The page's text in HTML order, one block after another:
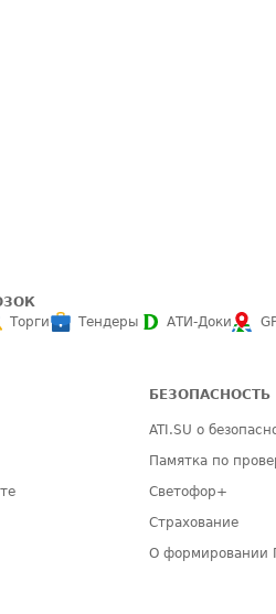
Торги Тендеры АТИ-Доки
БЕЗОПАСНОСТЬ
ATI.SU о
Памятка по
Светофор+
Страхование
О формировании